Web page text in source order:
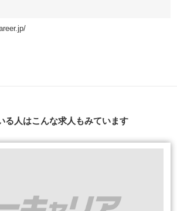
る人はこんな求人もみています